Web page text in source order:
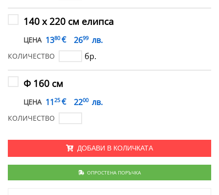
140 х 220 см елипса
ЦЕНА 1380 € 2699 лв.
КОЛИЧЕСТВО бр.
Ф 160 см
ЦЕНА 1125 € 2200 лв.
КОЛИЧЕСТВО
ДОБАВИ В КОЛИЧКАТА
ОПРОСТЕНА ПОРЪЧКА